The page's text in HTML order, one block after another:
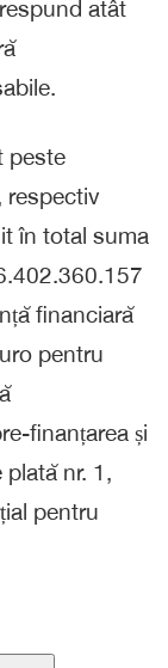
atât
peste
respectiv
în total suma
financiară
pentru
finanțarea și
nr. 1,
pentru